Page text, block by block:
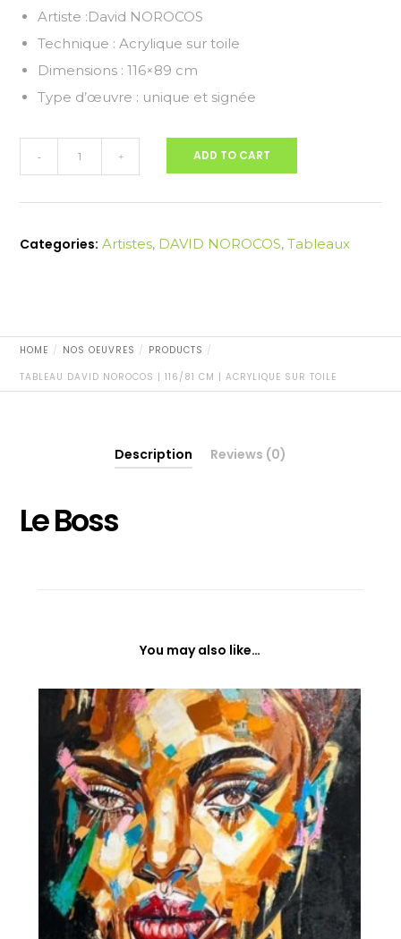
Artiste :David NOROCOS
Technique : Acrylique sur toile
Dimensions : 116×89 cm
Type d’œuvre : unique et signée
|
cm
quantity
- + ADD TO CART
Categories: Artistes, DAVID NOROCOS,Tableaux
HOME NOS OEUVRES
PRODUCTS
TABLEAU DAVID NOROCOS | 116/81 CM | ACRYLIQUE SUR TOILE
Description Reviews (0)
Le Boss
You may also like…